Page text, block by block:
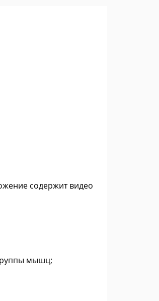
содержит видео
мышц;